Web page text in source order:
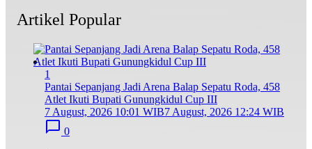
Artikel Popular
1
Pantai Sepanjang Jadi Arena Balap Sepatu Roda, 458
Atlet Ikuti Bupati Gunungkidul Cup III
7 August, 2026 10:01 WIB7 August, 2026 12:24 WIB
0